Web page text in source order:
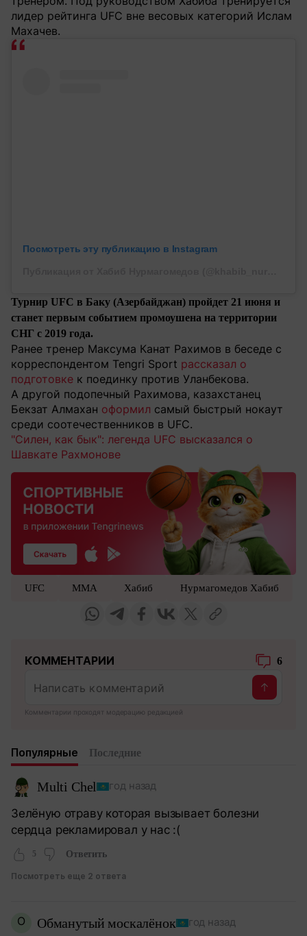
лидер рейтинга UFC вне весовых категорий Ислам
Махачев.
Посмотреть эту публикацию в Instagram
Турнир UFC в Баку (Азербайджан) пройдет 21 июня и
станет первым событием промоушена на территории
СНГ c 2019 года.
Ранее тренер Максума Канат Рахимов в беседе с
корреспондентом Tengri Sport рассказал о
подготовке к поединку против Уланбекова.
А другой подопечный Рахимова, казахстанец
Бекзат Алмахан оформил самый быстрый нокаут
среди соотечественников в UFC.
"Силен, как бык": легенда UFC высказался о
Шавкате Рахмонове
UFC MMA Хабиб Нурмагомедов Хабиб
КОММЕНТАРИИ 6
Комментарии проходят модерацию редакцией
Популярные Последние
Multi Chel год назад
Зелёную отраву которая вызывает болезни
сердца рекламировал у нас :(
5 Ответить
Посмотреть еще 2 ответа
О Обманутый москалёнок год назад